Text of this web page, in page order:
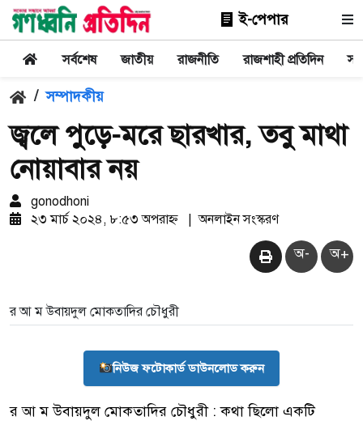
ই-পেপার
সর্বশেষ জাতীয় রাজনীতি রাজশাহী প্রতিদিন
/ সম্পাদকীয়
জ্বলে পুড়ে-মরে ছারখার, তবু মাথা
নোয়াবার নয়
gonodhoni
২৩ মার্চ ২০২৪, ৮:৫৩ অপরাহ্ন
| অনলাইন সংস্করণ
অ- অ+
র আ ম উবায়দুল মোকতাদির চৌধুরী
নিউজ ফটোকার্ড ডাউনলোড করুন
র আ ম উবায়দুল মোকতাদির চৌধুরী : কথা ছিলো একটি